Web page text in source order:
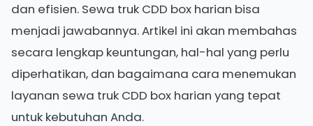
dan efisien. Sewa truk CDD box harian bisa
menjadi jawabannya. Artikel ini akan membahas
secara lengkap keuntungan, hal-hal yang perlu
diperhatikan, dan bagaimana cara menemukan
layanan sewa truk CDD box harian yang tepat
untuk kebutuhan Anda.